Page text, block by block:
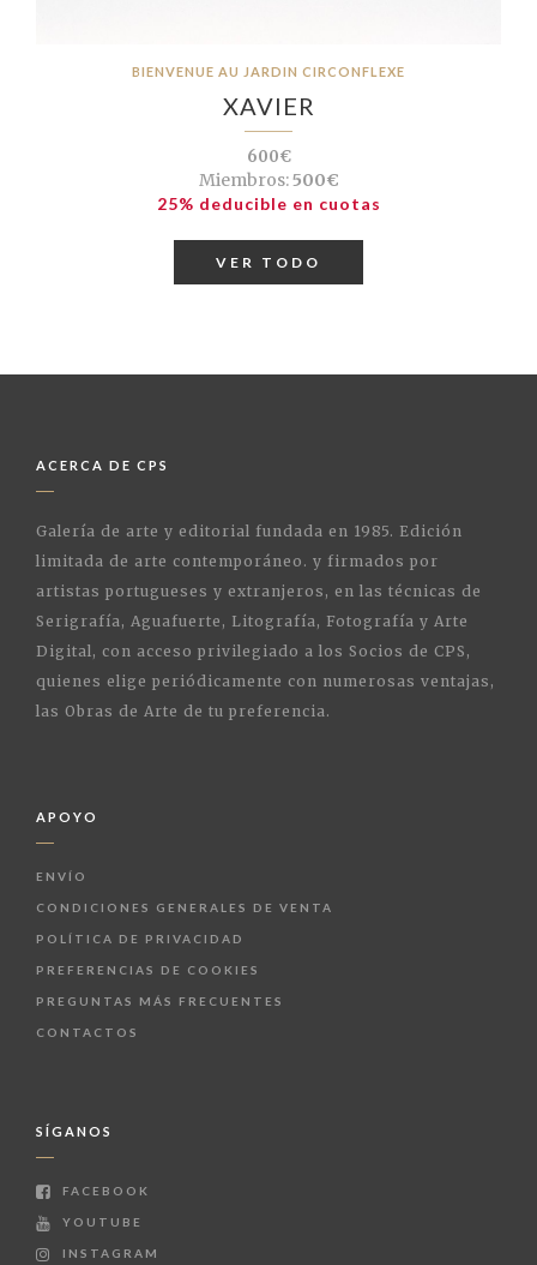
BIENVENUE AU JARDIN CIRCONFLEXE
XAVIER
600€
Miembros:500€
25% deducible en cuotas
VER TODO
ACERCA DE CPS
Galería de arte y editorial fundada en 1985. Edición
limitada de arte contemporáneo. y firmados por
artistas portugueses y extranjeros, en las técnicas de
Serigrafía, Aguafuerte, Litografía, Fotografía y Arte
Digital, con acceso privilegiado a los Socios de CPS,
quienes elige periódicamente con numerosas ventajas,
las Obras de Arte de tu preferencia.
APOYO
ENVÍO
CONDICIONES GENERALES DE VENTA
POLÍTICA DE PRIVACIDAD
PREFERENCIAS DE COOKIES
PREGUNTAS MÁS FRECUENTES
CONTACTOS
SÍGANOS
FACEBOOK
YOUTUBE
INSTAGRAM